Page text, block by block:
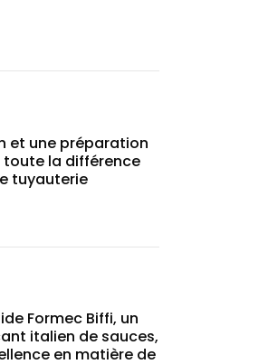
et une préparation
la différence
tuyauterie
Formec Biffi, un
italien de sauces,
en matière de